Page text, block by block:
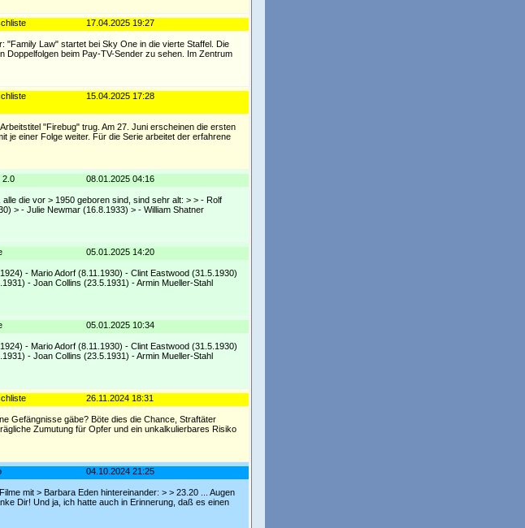
17.04.2025 19:27
"Family Law" startet bei Sky One in die vierte Staffel. Die
Doppelfolgen beim Pay-TV-Sender zu sehen. Im Zentrum
15.04.2025 17:28
"Firebug" trug. Am 27. Juni erscheinen die ersten
je einer Folge weiter. Für die Serie arbeitet der erfahrene
08.01.2025 04:16
2.0
die vor > 1950 geboren sind, sind sehr alt: > > - Rolf
> - Julie Newmar (16.8.1933) > - William Shatner
05.01.2025 14:20
- Mario Adorf (8.11.1930) - Clint Eastwood (31.5.1930)
- Joan Collins (23.5.1931) - Armin Mueller-Stahl
05.01.2025 10:34
- Mario Adorf (8.11.1930) - Clint Eastwood (31.5.1930)
- Joan Collins (23.5.1931) - Armin Mueller-Stahl
26.11.2024 18:31
Gefängnisse gäbe? Böte dies die Chance, Straftäter
Zumutung für Opfer und ein unkalkulierbares Risiko
04.10.2024 21:25
mit > Barbara Eden hintereinander: > > 23.20 ... Augen
Dir! Und ja, ich hatte auch in Erinnerung, daß es einen